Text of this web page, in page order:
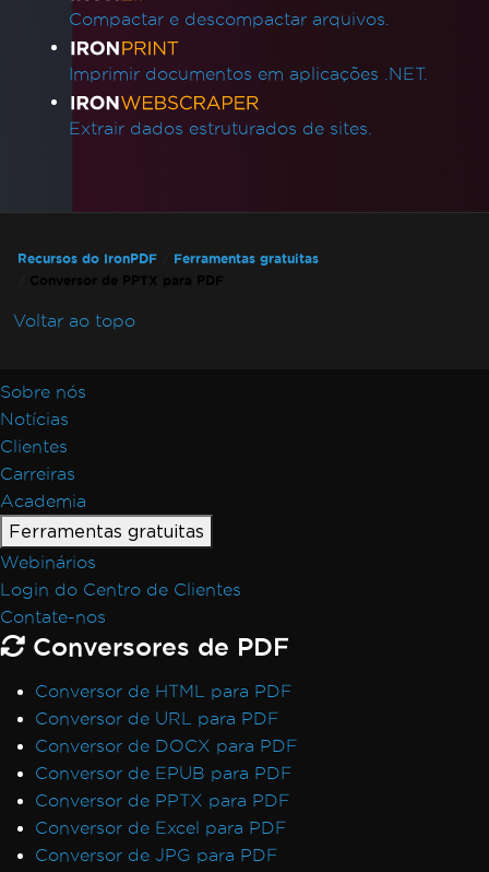
Compactar e descompactar arquivos.
Imprimir documentos em aplicações .NET.
Extrair dados estruturados de sites.
Recursos do IronPDF
Ferramentas gratuitas
Conversor de PPTX para PDF
Voltar ao topo
Sobre nós
Notícias
Clientes
Carreiras
Academia
Ferramentas gratuitas
Webinários
Login do Centro de Clientes
Contate-nos
Conversores de PDF
Conversor de HTML para PDF
Conversor de URL para PDF
Conversor de DOCX para PDF
Conversor de EPUB para PDF
Conversor de PPTX para PDF
Conversor de Excel para PDF
Conversor de JPG para PDF